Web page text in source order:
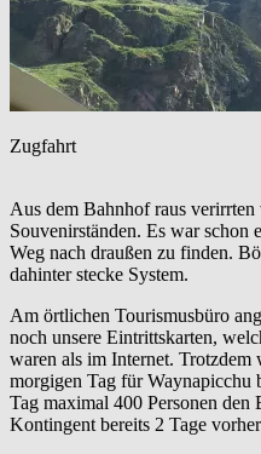
Zugfahrt
Aus dem Bahnhof raus
Souvenirständen. Es war schon
Weg nach draußen zu finden.
dahinter stecke System.
Am örtlichen Tourismusbüro
noch unsere Eintrittskarten,
waren als im Internet.
morgigen Tag für Waynapicchu
Tag maximal 400 Personen den
Kontingent bereits 2 Tage